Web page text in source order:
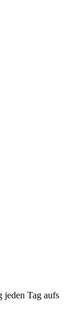
jeden Tag aufs